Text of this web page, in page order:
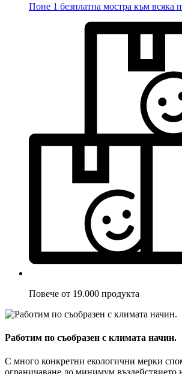
Поне 1 безплатна мостра към всяка
Повече от 19.000 продукта
Работим по съобразен с климата начин.
С много конкретни екологични мерки